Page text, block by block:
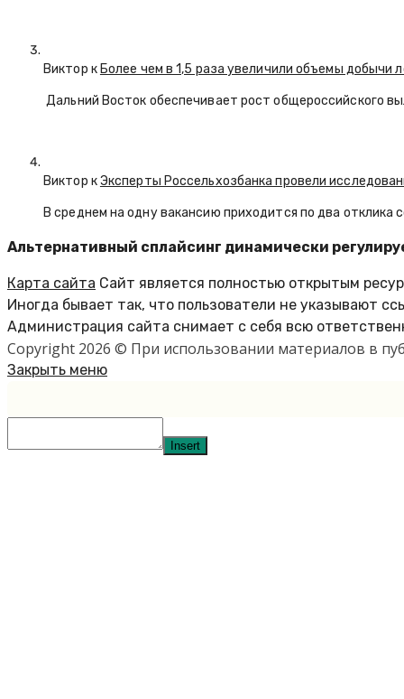
Виктор к Более чем в 1,5 раза увеличили объемы добычи
Дальний Восток обеспечивает рост общероссийского
Виктор кЭксперты Россельхозбанка провели
В среднем на одну вакансию приходится по два отклика
Альтернативный сплайсинг динамически
Карта сайта Сайт является полностью открытым
Иногда бывает так, что пользователи не указывают
Администрация сайта снимает с себя всю
Copyright 2026 © При использовании материалов в
Закрыть меню
Insert